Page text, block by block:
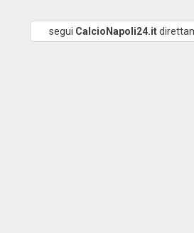
segui CalcioNapoli24.it